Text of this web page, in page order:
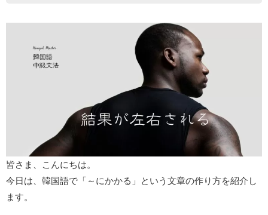
皆さま、こんにちは。
今日は、韓国語で「～にかかる」という文章の作り方を紹介し
ます。